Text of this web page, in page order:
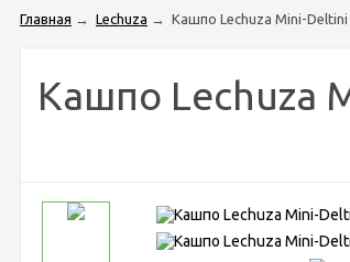
Главная → Lechuza → Кашпо Lechuza Mini-
Кашпо Lechuza